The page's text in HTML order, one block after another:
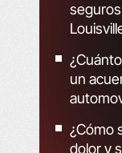
un
¿Cómo
dolor y